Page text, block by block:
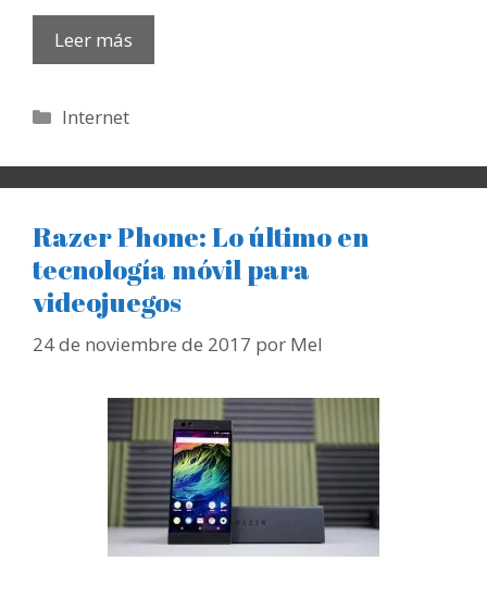
Leer más
Categorías
Internet
Razer Phone: Lo último en
tecnología móvil para
videojuegos
24 de noviembre de 2017 por Mel